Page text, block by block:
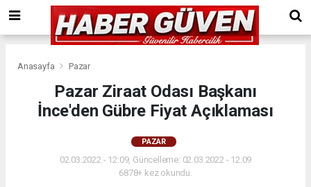
Anasayfa Pazar
Pazar Ziraat Odası Başkanı
İnce'den Gübre Fiyat Açıklaması
PAZAR
02.03.2022 - 12:09, Güncelleme: 02.03.2022 - 12:09
6878+ kez okundu.